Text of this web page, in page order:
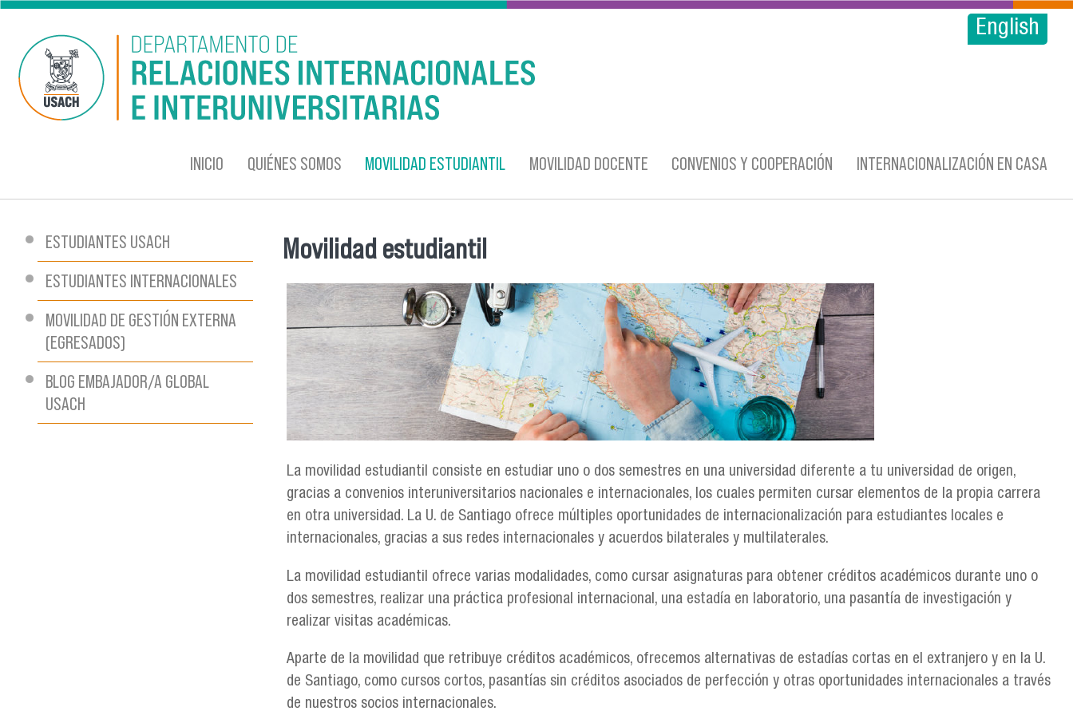
Pasar al contenido principal
English
INICIO QUIÉNES SOMOS MOVILIDAD ESTUDIANTIL MOVILIDAD DOCENTE CONVENIOS Y COOPERACIÓN INTERNACIONALIZACIÓN EN CASA
ESTUDIANTES USACH
ESTUDIANTES INTERNACIONALES
MOVILIDAD DE GESTIÓN EXTERNA
(EGRESADOS)
BLOG EMBAJADOR/A GLOBAL
USACH
Se encuentra usted aquí
Movilidad estudiantil
La movilidad estudiantil consiste en estudiar uno o dos semestres en una universidad diferente a tu universidad de origen,
gracias a convenios interuniversitarios nacionales e internacionales, los cuales permiten cursar elementos de la propia carrera
en otra universidad. La U. de Santiago ofrece múltiples oportunidades de internacionalización para estudiantes locales e
internacionales, gracias a sus redes internacionales y acuerdos bilaterales y multilaterales.
La movilidad estudiantil ofrece varias modalidades, como cursar asignaturas para obtener créditos académicos durante uno o
dos semestres, realizar una práctica profesional internacional, una estadía en laboratorio, una pasantía de investigación y
realizar visitas académicas.
Aparte de la movilidad que retribuye créditos académicos, ofrecemos alternativas de estadías cortas en el extranjero y en la U.
de Santiago, como cursos cortos, pasantías sin créditos asociados de perfección y otras oportunidades internacionales a través
de nuestros socios internacionales.